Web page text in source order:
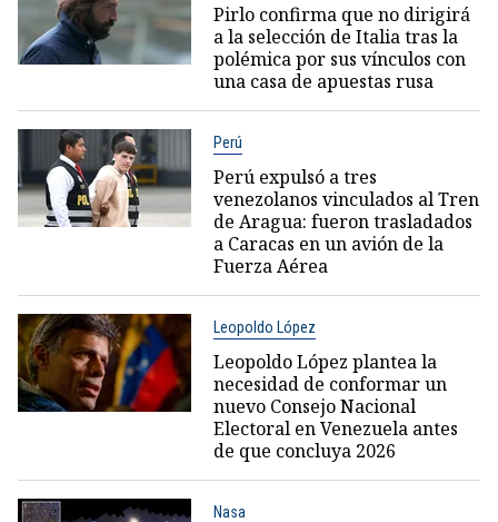
Pirlo confirma que no dirigirá
a la selección de Italia tras la
polémica por sus vínculos con
una casa de apuestas rusa
Perú
Perú expulsó a tres
venezolanos vinculados al Tren
de Aragua: fueron trasladados
a Caracas en un avión de la
Fuerza Aérea
Leopoldo López
Leopoldo López plantea la
necesidad de conformar un
nuevo Consejo Nacional
Electoral en Venezuela antes
de que concluya 2026
Nasa